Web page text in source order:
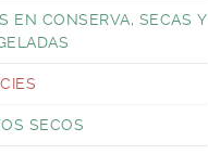
EN CONSERVA, SECAS Y
SECOS